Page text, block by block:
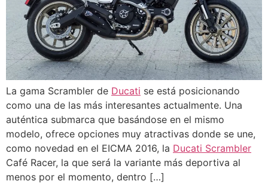
La gama Scrambler de Ducati se está posicionando
como una de las más interesantes actualmente. Una
auténtica submarca que basándose en el mismo
modelo, ofrece opciones muy atractivas donde se une,
como novedad en el EICMA 2016, la Ducati Scrambler
Café Racer, la que será la variante más deportiva al
menos por el momento, dentro […]